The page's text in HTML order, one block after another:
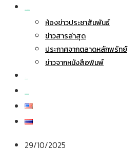
ห้องข่าวประชาสัมพันธ์
ข่าวสารล่าสุด
ประกาศจากตลาดหลักพรัทย์
ข่าวจากหนังสือพิมพ์
29/10/2025